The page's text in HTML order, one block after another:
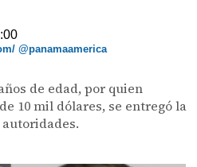
@panamaamerica
de edad, por quien
10 mil dólares, se entregó la